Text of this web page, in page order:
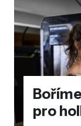
pro